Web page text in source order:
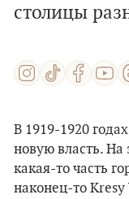
столицы
В 1919-1920
новую власть. На
какая-то часть
наконец-то Kresy